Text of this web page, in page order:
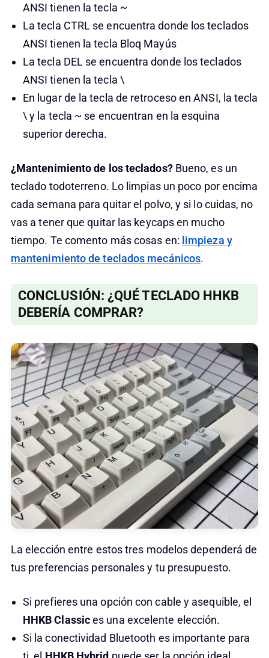
ANSI tienen la tecla ~
La tecla CTRL se encuentra donde los teclados
ANSI tienen la tecla Bloq Mayús
La tecla DEL se encuentra donde los teclados
ANSI tienen la tecla \
En lugar de la tecla de retroceso en ANSI, la tecla
\ y la tecla ~ se encuentran en la esquina
superior derecha.
¿Mantenimiento de los teclados? Bueno, es un
teclado todoterreno. Lo limpias un poco por encima
cada semana para quitar el polvo, y si lo cuidas, no
vas a tener que quitar las keycaps en mucho
tiempo. Te comento más cosas en: limpieza y
mantenimiento de teclados mecánicos.
CONCLUSIÓN: ¿QUÉ TECLADO HHKB
DEBERÍA COMPRAR?
La elección entre estos tres modelos dependerá de
tus preferencias personales y tu presupuesto.
Si prefieres una opción con cable y asequible, el
HHKB Classices una excelente elección.
Si la conectividad Bluetooth es importante para